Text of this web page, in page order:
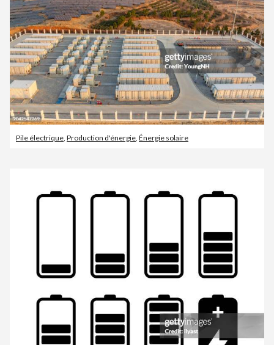
Pile électrique Production d'énergie Énergie solaire